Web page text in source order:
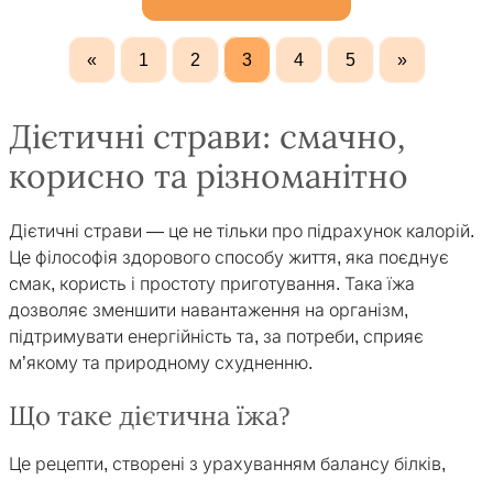
« 1 2 3 4 5 »
Дієтичні страви: смачно,
корисно та різноманітно
Дієтичні страви — це не тільки про підрахунок калорій.
Це філософія здорового способу життя, яка поєднує
смак, користь і простоту приготування. Така їжа
дозволяє зменшити навантаження на організм,
підтримувати енергійність та, за потреби, сприяє
м’якому та природному схудненню.
Що таке дієтична їжа?
Це рецепти, створені з урахуванням балансу білків,